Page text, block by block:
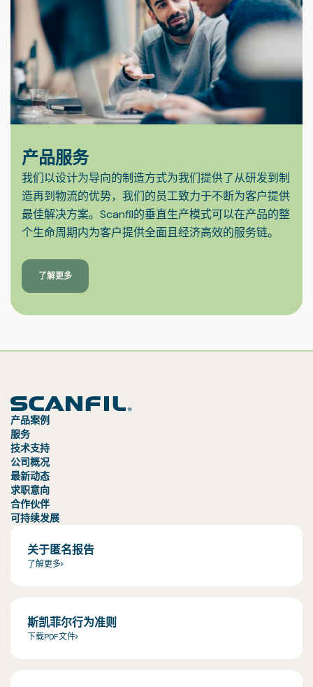
产品服务
我们以设计为导向的制造方式为我们提供了从研发到制
造再到物流的优势，我们的员工致力于不断为客户提供
最佳解决方案。Scanfil的垂直生产模式可以在产品的整
个生命周期内为客户提供全面且经济高效的服务链。
了解更多
产品案例
服务
技术支持
公司概况
最新动态
求职意向
合作伙伴
可持续发展
关于匿名报告
了解更多
斯凯菲尔行为准则
下载PDF文件